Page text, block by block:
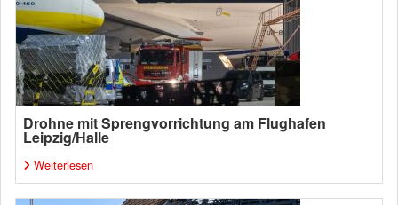
Drohne mit Sprengvorrichtung am Flughafen
Leipzig/Halle
Weiterlesen